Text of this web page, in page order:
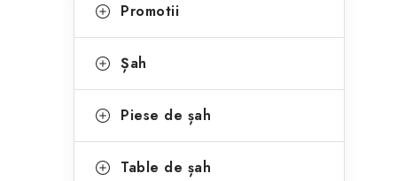
a
ă
l
peste
categorii
a
e
o
Promotii
Șah
Piese de șah
Table de șah